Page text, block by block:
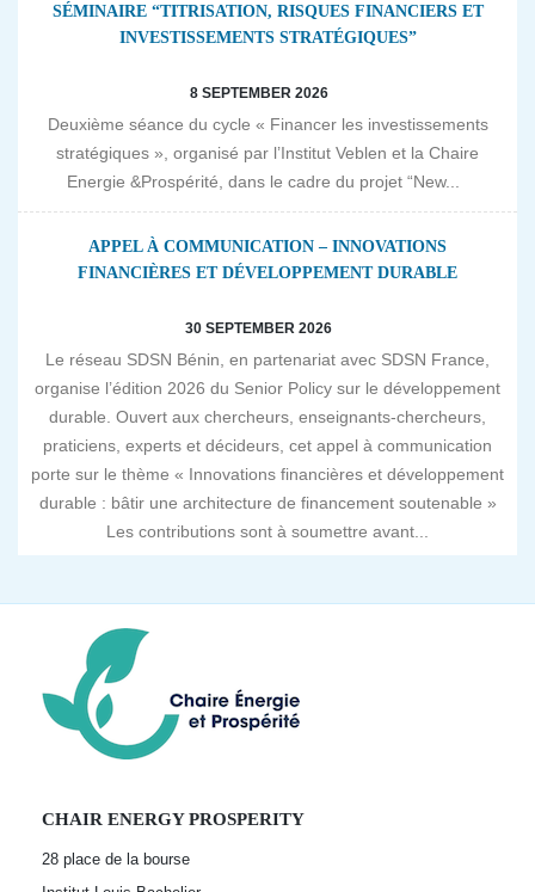
SÉMINAIRE “TITRISATION, RISQUES FINANCIERS ET
INVESTISSEMENTS STRATÉGIQUES”
8 SEPTEMBER 2026
Deuxième séance du cycle « Financer les investissements
stratégiques », organisé par l’Institut Veblen et la Chaire
Energie &Prospérité, dans le cadre du projet “New...
APPEL À COMMUNICATION – INNOVATIONS
FINANCIÈRES ET DÉVELOPPEMENT DURABLE
30 SEPTEMBER 2026
Le réseau SDSN Bénin, en partenariat avec SDSN France,
organise l’édition 2026 du Senior Policy sur le développement
durable. Ouvert aux chercheurs, enseignants-chercheurs,
praticiens, experts et décideurs, cet appel à communication
porte sur le thème « Innovations financières et développement
durable : bâtir une architecture de financement soutenable »
Les contributions sont à soumettre avant...
CHAIR ENERGY PROSPERITY
28 place de la bourse